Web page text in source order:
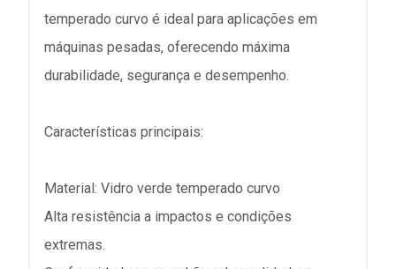
temperado curvo é ideal para aplicações em
máquinas pesadas, oferecendo máxima
durabilidade, segurança e desempenho.
Características principais:
Material: Vidro verde temperado curvo
Alta resistência a impactos e condições
extremas.